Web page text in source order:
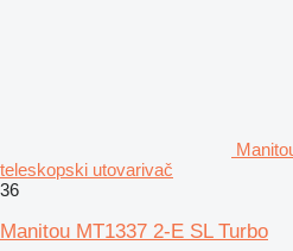
teleskopski utovarivač
36
Manitou MT1337 2-E SL Turbo